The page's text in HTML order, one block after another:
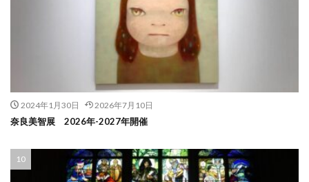
2024年1月30日 2026年7月10日
奈良美智展 2026年-2027年開催